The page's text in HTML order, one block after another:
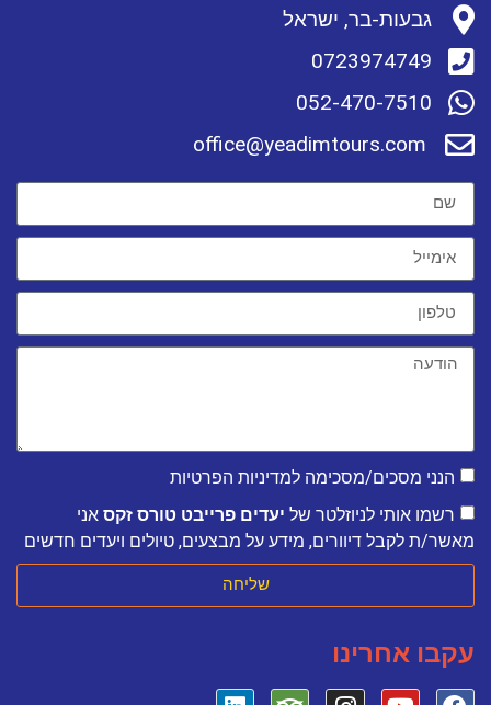
גבעות-בר, ישראל
0723974749
052-470-7510
הנני מסכים/מסכימה למדיניות הפרטיות
רשמו אותי לניוזלטר של יעדים פרייבט טורס זקס אני
מאשר/ת לקבל דיוורים, מידע על מבצעים, טיולים ויעדים חדשים
שליחה
עקבו אחרינו